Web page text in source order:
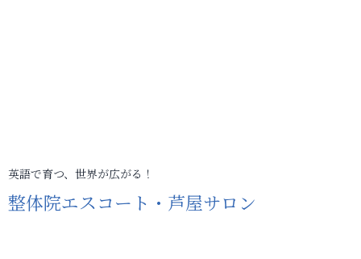
英語で育つ、世界が広がる！
整体院エスコート・芦屋サロン